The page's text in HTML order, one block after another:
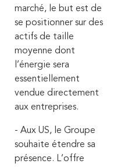
marché, le but est de
se positionner sur des
actifs de taille
moyenne dont
l’énergie sera
essentiellement
vendue directement
aux entreprises.
- Aux US, le Groupe
souhaite étendre sa
présence. L’offre